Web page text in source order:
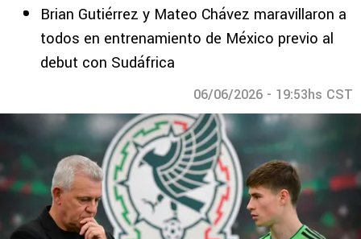
Brian Gutiérrez y Mateo Chávez maravillaron a
todos en entrenamiento de México previo al
debut con Sudáfrica
06/06/2026 - 19:53hs CST